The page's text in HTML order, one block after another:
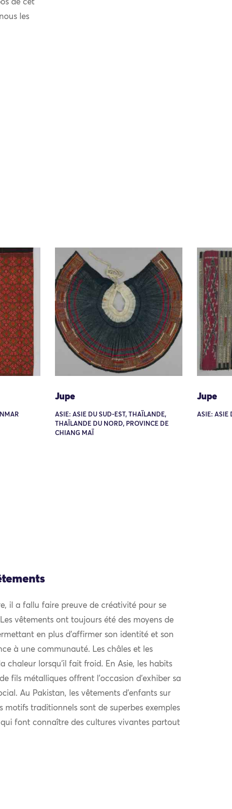
de cet
les
Jupe
ASIE: ASIE DU SUD-EST, THAÏLANDE,
THAÏLANDE DU NORD, PROVINCE DE
CHIANG MAÏ
Jupe
ASIE: ASIE
il a fallu faire preuve de créativité pour se
vêtements ont toujours été des moyens de
en plus d’affirmer son identité et son
à une communauté. Les châles et les
chaleur lorsqu’il fait froid. En Asie, les habits
fils métalliques offrent l’occasion d’exhiber sa
Au Pakistan, les vêtements d’enfants sur
motifs traditionnels sont de superbes exemples
font connaître des cultures vivantes partout